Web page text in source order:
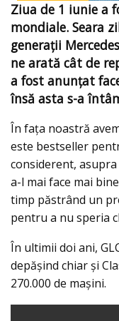
Ziua de 1 iunie a
mondiale. Seara
generaţii
ne arată cât de
a fost anunţat
însă asta s-a
În faţa noastră
este bestseller
considerent,
a-l mai face mai
timp păstrând un
pentru a nu speria
În ultimii doi ani,
depășind chiar și
270.000 de mașini.